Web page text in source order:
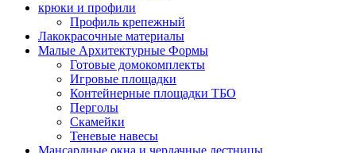
крюки и профили
Профиль крепежный
Лакокрасочные материалы
Малые Архитектурные Формы
Готовые домокомплекты
Игровые площадки
Контейнерные площадки ТБО
Перголы
Скамейки
Теневые навесы